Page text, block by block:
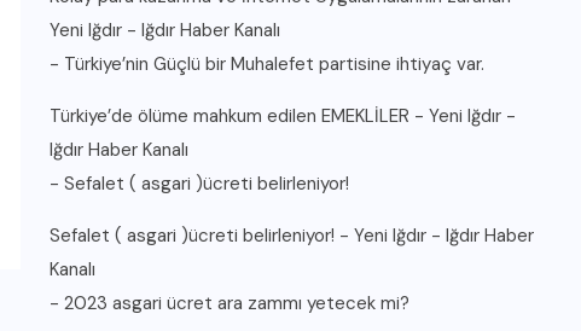
Yeni Iğdır - Iğdır Haber Kanalı
- Türkiye’nin Güçlü bir Muhalefet partisine ihtiyaç var.
Türkiye’de ölüme mahkum edilen EMEKLİLER - Yeni Iğdır -
Iğdır Haber Kanalı
- Sefalet ( asgari )ücreti belirleniyor!
Sefalet ( asgari )ücreti belirleniyor! - Yeni Iğdır - Iğdır Haber
Kanalı
- 2023 asgari ücret ara zammı yetecek mi?